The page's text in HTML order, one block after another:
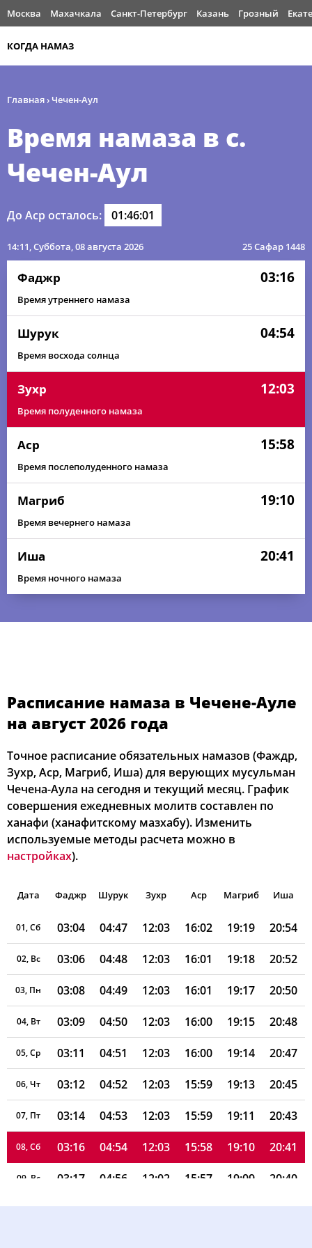
Москва Махачкала Санкт-Петербург Казань Грозный
КОГДА НАМАЗ
Главная› Чечен-Аул
Время намаза в с.
Чечен-Аул
До Аср осталось: 01:46:00
14:11, Суббота, 08 августа 2026 25 Сафар 1448
Фаджр 03:16
Время утреннего намаза
Шурук 04:54
Время восхода солнца
Зухр 12:03
Время полуденного намаза
Аср 15:58
Время послеполуденного намаза
Магриб 19:10
Время вечернего намаза
Иша 20:41
Время ночного намаза
Расписание намаза в Чечене-Ауле
на август 2026 года
Точное расписание обязательных намазов (Фаждр,
Зухр, Аср, Магриб, Иша) для верующих мусульман
Чечена-Аула на сегодня и текущий месяц. График
совершения ежедневных молитв составлен по
ханафи (ханафитскому мазхабу). Изменить
используемые методы расчета можно в
настройках).
Дата Фаджр Шурук Зухр Аср Магриб Иша
01, Сб 03:04 04:47 12:03 16:02 19:19 20:54
02, Вс 03:06 04:48 12:03 16:01 19:18 20:52
03, Пн 03:08 04:49 12:03 16:01 19:17 20:50
04, Вт 03:09 04:50 12:03 16:00 19:15 20:48
05, Ср 03:11 04:51 12:03 16:00 19:14 20:47
06, Чт 03:12 04:52 12:03 15:59 19:13 20:45
07, Пт 03:14 04:53 12:03 15:59 19:11 20:43
08, Сб 03:16 04:54 12:03 15:58 19:10 20:41
09, Вс 03:17 04:56 12:02 15:57 19:09 20:40
10, Пн 03:19 04:57 12:02 15:57 19:07 20:38